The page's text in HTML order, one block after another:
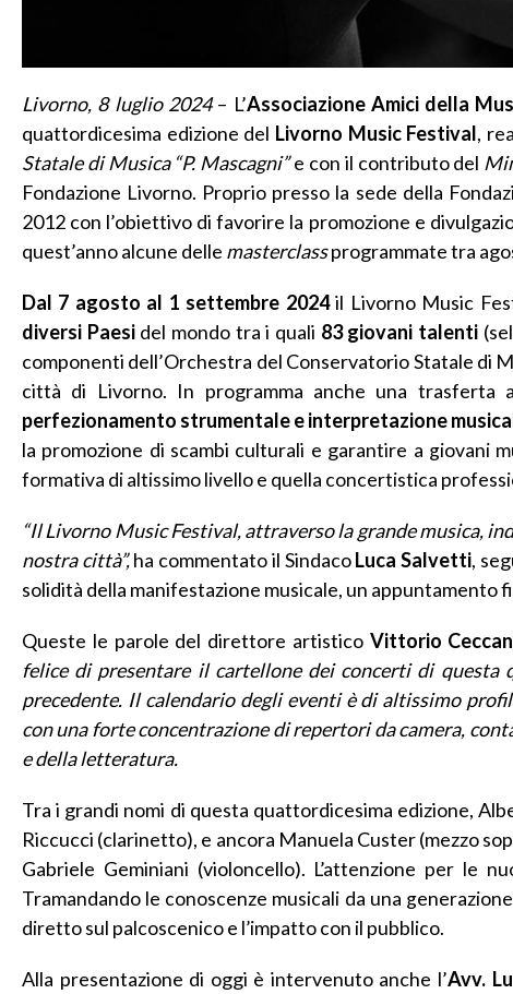
Livorno, 8 luglio 2024– L’Associazione Amici della
quattordicesima edizione del Livorno Music Festival,
Statale di Musica “P. Mascagni”e con il contributo del
Fondazione Livorno. Proprio presso la sede della
2012 con l’obiettivo di favorire la promozione e
quest’anno alcune delle masterclassprogrammate tra
Dal 7 agosto al 1 settembre 2024il Livorno Music
diversi Paesidel mondo tra i quali 83 giovani talenti
componenti dell’Orchestra del Conservatorio Statale di
città di Livorno. In programma anche una trasferta
perfezionamento strumentale e interpretazione
la promozione di scambi culturali e garantire a giovani
formativa di altissimo livello e quella concertistica
“Il Livorno Music Festival, attraverso la grande musica,
nostra città”,ha commentato il SindacoLuca Salvetti,
solidità della manifestazione musicale, un
Queste le parole del direttore artistico Vittorio
felice di presentare il cartellone dei concerti di
precedente. Il calendario degli eventi è di altissimo
con una forte concentrazione di repertori da camera,
e della letteratura.
Tra i grandi nomi di questa quattordicesima edizione,
Riccucci (clarinetto), e ancora Manuela Custer (mezzo
Gabriele Geminiani (violoncello). L’attenzione per le
Tramandando le conoscenze musicali da una
diretto sul palcoscenico e l’impatto con il pubblico.
Alla presentazione di oggi è intervenuto anche l’Avv.